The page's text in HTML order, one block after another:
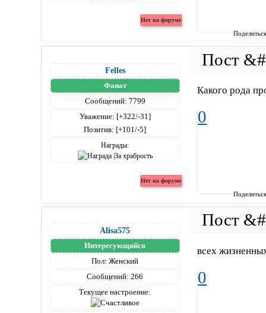
Felles
Фанат
Сообщений: 7799
Уважение: [+322/-31]
Позитив: [+101/-5]
Награды:
Какого рода
0
Alisa575
Интересующийся
Пол: Женский
Сообщений: 266
Текущее настроение:
всех
0